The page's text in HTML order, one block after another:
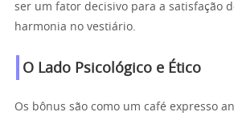
ser um fator decisivo para a satisfação
harmonia no vestiário.
O Lado Psicológico e Ético
Os bônus são como um café expresso